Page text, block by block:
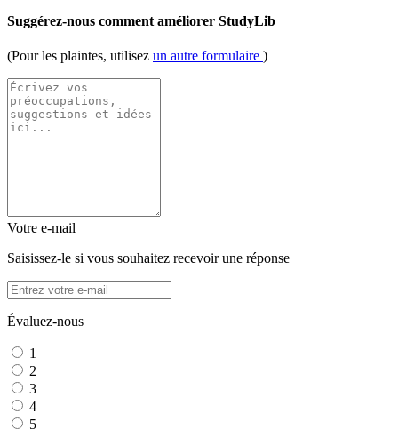
Suggérez-nous comment améliorer StudyLib
(Pour les plaintes, utilisez un autre formulaire )
Votre e-mail
Saisissez-le si vous souhaitez recevoir une réponse
Évaluez-nous
1
2
3
4
5